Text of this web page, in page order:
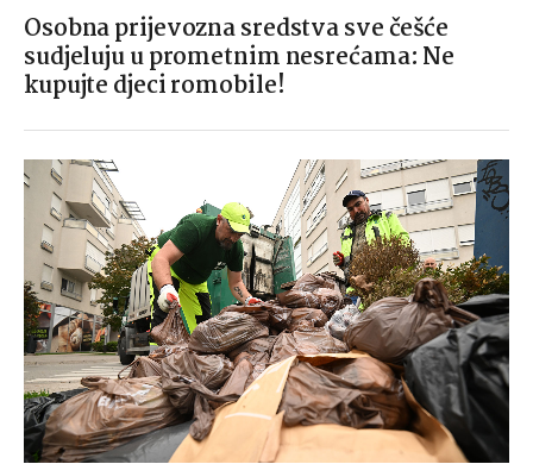
Osobna prijevozna sredstva sve češće
sudjeluju u prometnim nesrećama: Ne
kupujte djeci romobile!